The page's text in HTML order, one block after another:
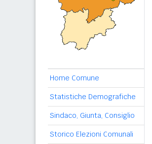
Home Comune
Statistiche Demografiche
Sindaco, Giunta, Consiglio
Storico Elezioni Comunali